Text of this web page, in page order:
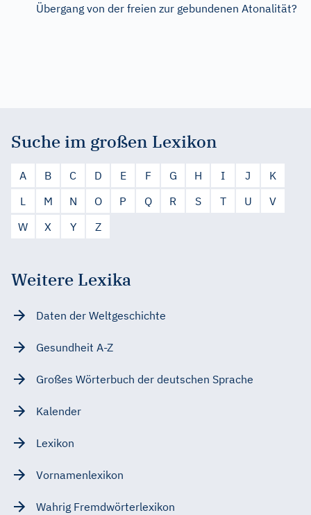
Übergang von der freien zur gebundenen Atonalität?
Suche im großen Lexikon
A B C D E F G H I J
K
L
M N O P Q R S T U
V
W
X Y Z
Weitere Lexika
Daten der Weltgeschichte
Gesundheit A-Z
Großes Wörterbuch der deutschen Sprache
Kalender
Lexikon
Vornamenlexikon
Wahrig Fremdwörterlexikon